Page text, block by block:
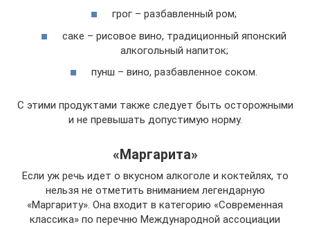
грог – разбавленный ром;
саке – рисовое вино, традиционный японский
алкогольный напиток;
пунш – вино, разбавленное соком.
С этими продуктами также следует быть осторожными
и не превышать допустимую норму.
«Маргарита»
Если уж речь идет о вкусном алкоголе и коктейлях, то
нельзя не отметить вниманием легендарную
«Маргариту». Она входит в категорию «Современная
классика» по перечню Международной ассоциации